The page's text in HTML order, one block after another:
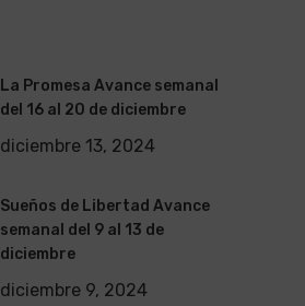
La Promesa Avance semanal
del 16 al 20 de diciembre
diciembre 13, 2024
Sueños de Libertad Avance
semanal del 9 al 13 de
diciembre
diciembre 9, 2024